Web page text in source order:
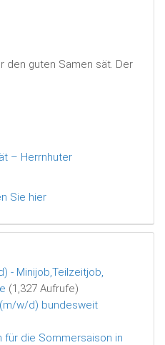
den guten Samen sät. Der
– Herrnhuter
Sie hier
- Minijob,Teilzeitjob,
(1,327 Aufrufe)
w/d) bundesweit
für die Sommersaison in